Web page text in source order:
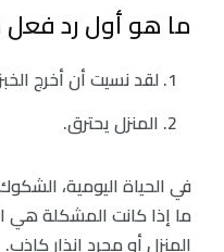
ما هو أول رد
لقد نسيت أن أخرج
المنزل يحترق.
في الحياة اليومية،
ما إذا كانت المشكلة هي
المنزل أو مجرد إنذار كاذب.